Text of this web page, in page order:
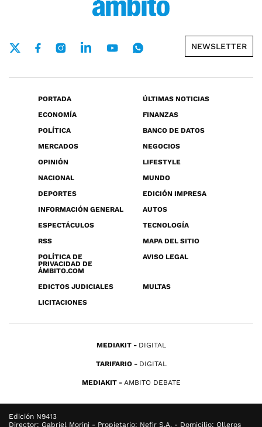
NEWSLETTER
PORTADA
ÚLTIMAS NOTICIAS
ECONOMÍA
FINANZAS
POLÍTICA
BANCO DE DATOS
MERCADOS
NEGOCIOS
OPINIÓN
LIFESTYLE
NACIONAL
MUNDO
DEPORTES
EDICIÓN IMPRESA
INFORMACIÓN GENERAL
AUTOS
ESPECTÁCULOS
TECNOLOGÍA
RSS
MAPA DEL SITIO
POLÍTICA DE
PRIVACIDAD DE
ÁMBITO.COM
AVISO LEGAL
EDICTOS JUDICIALES
MULTAS
LICITACIONES
MEDIAKIT DIGITAL
TARIFARIO DIGITAL
MEDIAKIT AMBITO DEBATE
Edición N9413
Director: Gabriel Morini - Propietario: Nefir S.A. - Domicilio: Olleros